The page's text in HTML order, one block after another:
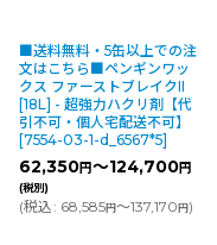
■送料無料・5缶以上での注
文はこちら■ペンギンワッ
クス ファーストブレイクII
[18L] - 超強力ハクリ剤【代
引不可・個人宅配送不可】
[7554-03-1-d_6567*5]
62,350円～124,700円
(税別)
(税込: 68,585円～137,170円)